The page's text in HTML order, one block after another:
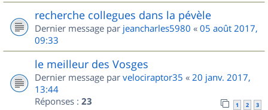
recherche collegues dans la pévèle
Dernier message par jeancharles5980 « 05 août 2017,
09:33
le meilleur des Vosges
Dernier message par velociraptor35 « 20 janv. 2017,
13:44
Réponses : 23 1 2 3